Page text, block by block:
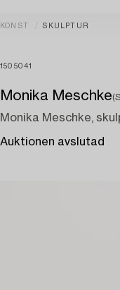
KONST SKULPTUR
1505041
Monika Meschke
Monika Meschke,
Auktionen avslutad